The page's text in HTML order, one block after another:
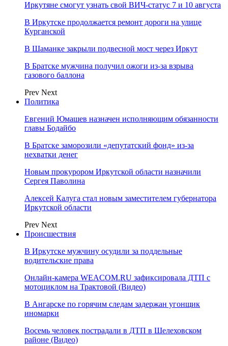
Иркутяне смогут узнать свой ВИЧ-статус 7 и 10 августа
В Иркутске продолжается ремонт дороги на улице
Курганской
В Шаманке закрыли подвесной мост через Иркут
В Братске мужчина получил ожоги из-за взрыва
газового баллона
Prev Next
Политика
Евгений Юмашев назначен исполняющим обязанности
главы Бодайбо
В Братске заморозили «депутатский фонд» из‑за
нехватки денег
Новым прокурором Иркутской области назначили
Сергея Паволина
Алексей Калуга стал новым заместителем губернатора
Иркутской области
Prev Next
Происшествия
В Иркутске мужчину осудили за поддельные
водительские права
Онлайн-камера WEACOM.RU зафиксировала ДТП с
мотоциклом на Трактовой (Видео)
В Ангарске по горячим следам задержан угонщик
иномарки
Восемь человек пострадали в ДТП в Шелеховском
районе (Видео)